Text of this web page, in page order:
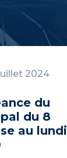
2024
du
du 8
au lundi